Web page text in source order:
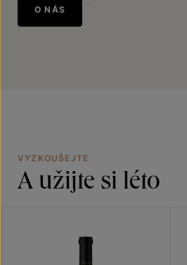
O NÁS
VYZKOUŠEJTE
A užijte si léto